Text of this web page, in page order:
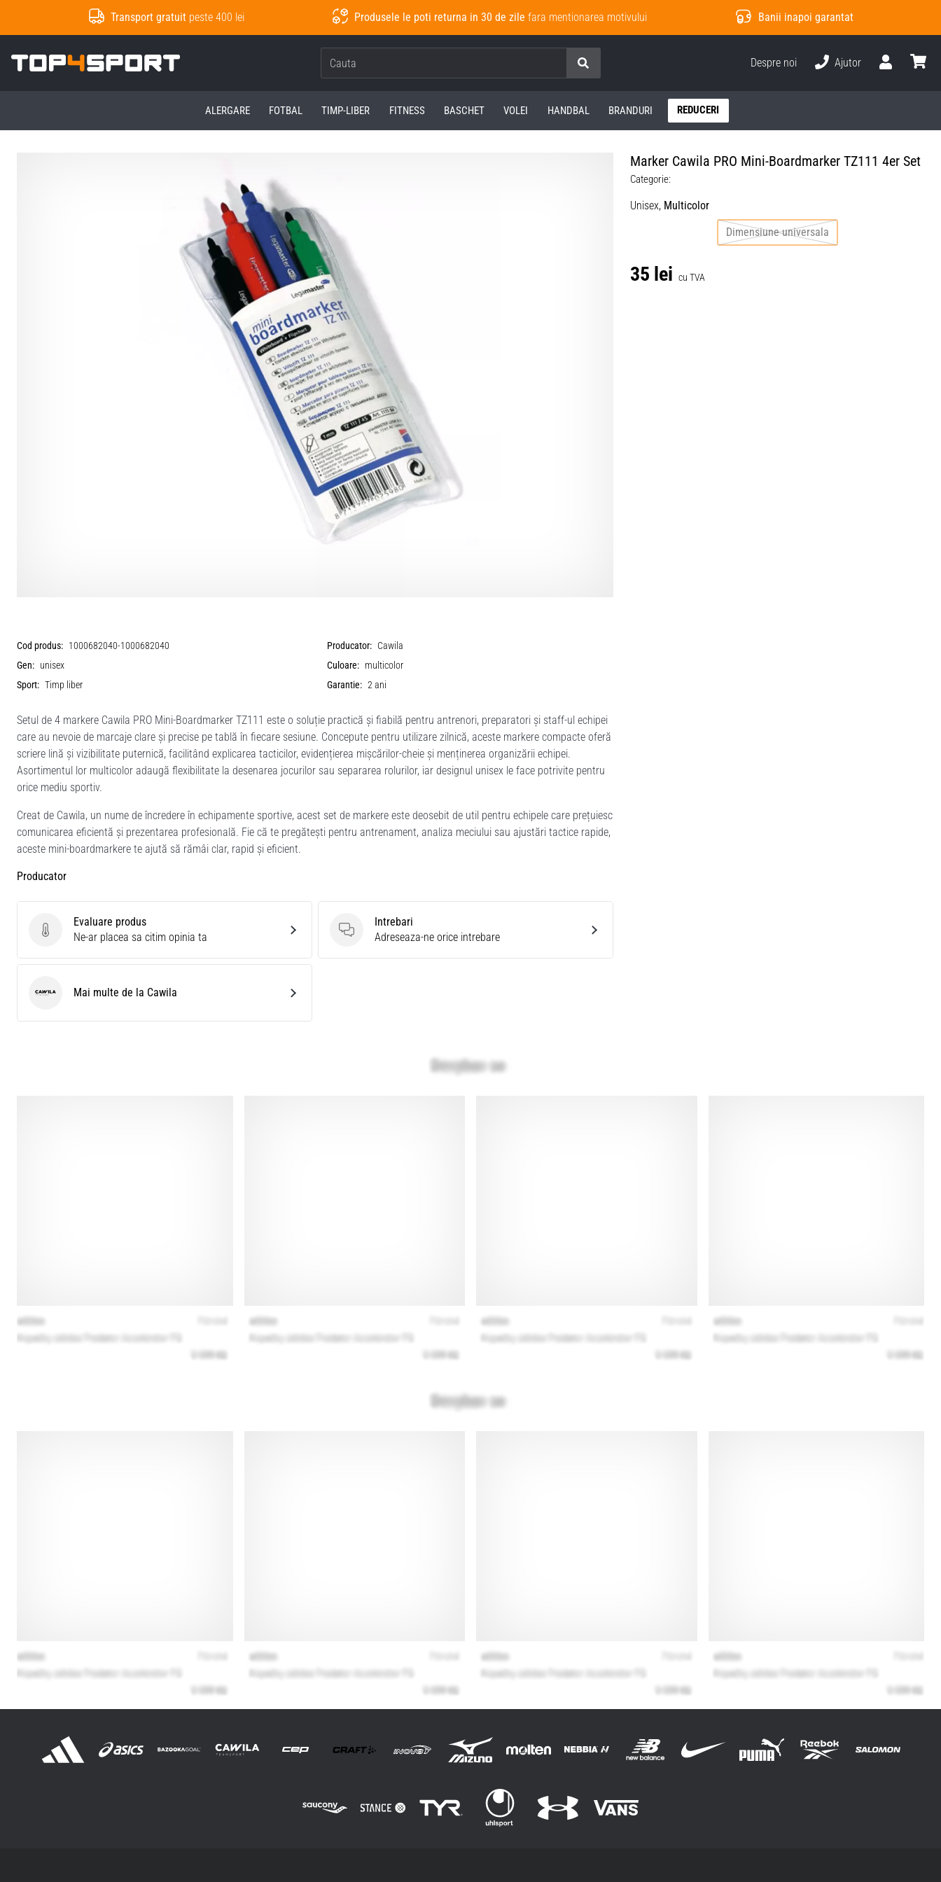
Transport gratuitpeste 400 lei Produsele le poti returna in 30 de zile fara mentionarea motivului Banii inapoi garantat
Top4Sport.ro
Cauta
Despre noi
Ajutor
ALERGARE FOTBAL TIMP-LIBER FITNESS BASCHET VOLEI HANDBAL BRANDURI REDUCERI
Marker Cawila PRO Mini-Boardmarker TZ111 4er Set
Categorie:
Unisex, Multicolor
Dimensiune universala
35 lei cu TVA
Cod produs: 1000682040-1000682040 Producator: Cawila
Gen: unisex Culoare: multicolor
Sport: Timp liber Garantie: 2 ani
Setul de 4 markere Cawila PRO Mini-Boardmarker TZ111 este o soluție practică și fiabilă pentru antrenori, preparatori și staff-ul echipei
care au nevoie de marcaje clare și precise pe tablă în fiecare sesiune. Concepute pentru utilizare zilnică, aceste markere compacte oferă
scriere lină și vizibilitate puternică, facilitând explicarea tacticilor, evidențierea mișcărilor-cheie și menținerea organizării echipei.
Asortimentul lor multicolor adaugă flexibilitate la desenarea jocurilor sau separarea rolurilor, iar designul unisex le face potrivite pentru
orice mediu sportiv.
Creat de Cawila, un nume de încredere în echipamente sportive, acest set de markere este deosebit de util pentru echipele care prețuiesc
comunicarea eficientă și prezentarea profesională. Fie că te pregătești pentru antrenament, analiza meciului sau ajustări tactice rapide,
aceste mini-boardmarkere te ajută să rămâi clar, rapid și eficient.
Producator
Evaluare produs
Evaluare produs
Ne-ar placea sa citim opinia ta
Intrebari
Intrebari
Adreseaza-ne orice intrebare
Cawila Mai multe de la Cawila